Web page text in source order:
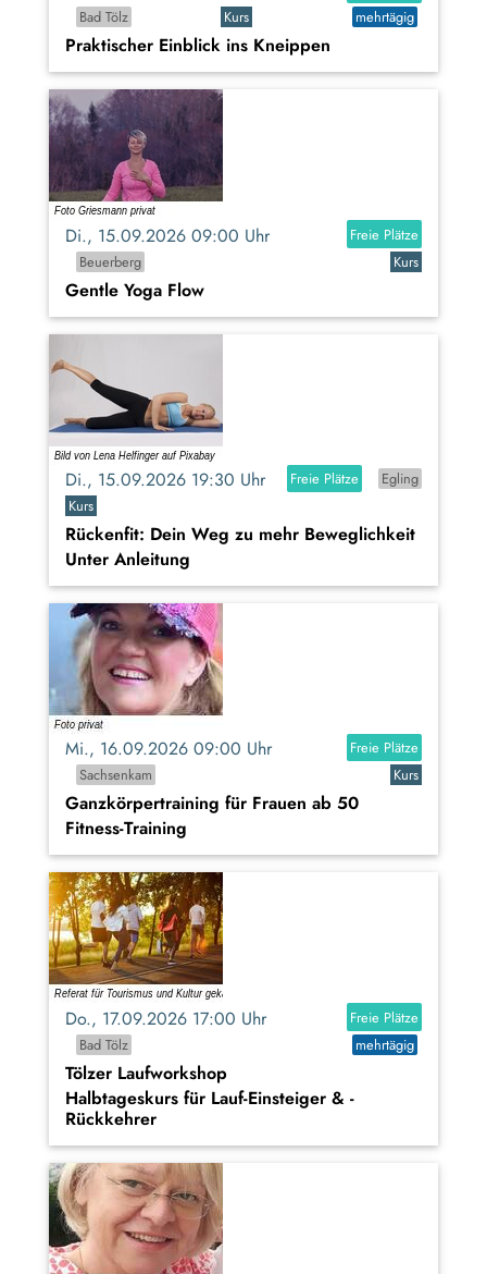
Bad Tölz
Kurs mehrtägig
Praktischer Einblick ins Kneippen
Di., 15.09.2026 09:00 Uhr
Freie Plätze
Beuerberg
Kurs
Gentle Yoga Flow
Di., 15.09.2026 19:30 Uhr Freie Plätze
Egling
Kurs
Rückenfit: Dein Weg zu mehr Beweglichkeit
Unter Anleitung
Mi., 16.09.2026 09:00 Uhr
Freie Plätze
Sachsenkam
Kurs
Ganzkörpertraining für Frauen ab 50
Fitness-Training
Do., 17.09.2026 17:00 Uhr
Freie Plätze
Bad Tölz
mehrtägig
Tölzer Laufworkshop
Halbtageskurs für Lauf-Einsteiger & -
Rückkehrer